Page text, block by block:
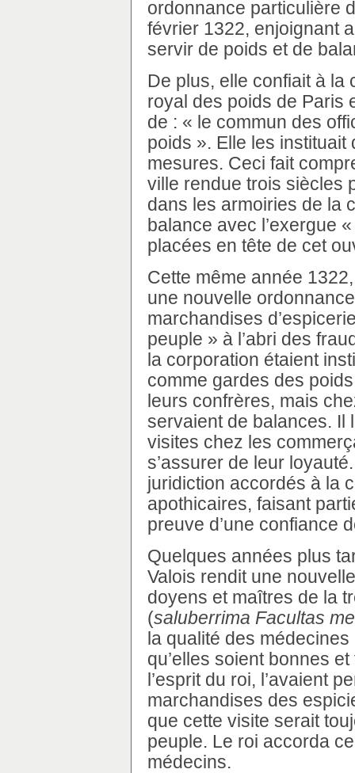
ordonnance particulière
février 1322, enjoignant
servir de poids et de
De plus, elle confiait à la
royal des poids de Paris
de : « le commun des
poids ». Elle les
mesures. Ceci fait
ville rendue trois siècles
dans les armoiries de la
balance avec l’exergue
placées en tête de cet
Cette même année
une nouvelle
marchandises
peuple » à l’abri des
la corporation étaient
comme gardes des
leurs confrères, mais
servaient de balances. Il
visites chez les
s’assurer de leur
juridiction accordés à la
apothicaires, faisant
preuve d’une confiance
Quelques années plus
Valois rendit une
doyens et maîtres de la
(saluberrima Facultas
la qualité des
qu’elles soient bonnes
l’esprit du roi, l’avaient
marchandises des
que cette visite serait
peuple. Le roi accorda
médecins.